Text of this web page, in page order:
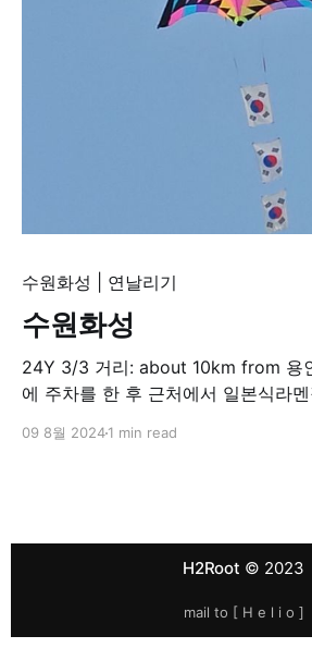
수원화성 연날리기
수원화성
24Y 3/3 거리: about 10km from 용인 화홍문공영주차장
에 주차를 한 후 근처에서 일본식라멘집(멘야칸덴)에서
안문에서 부터 연무대안내소까지 도보 길건너 창룡문 앞
09 8월 20241 min read
H2Root © 2023
mail to [ H e l i o ]